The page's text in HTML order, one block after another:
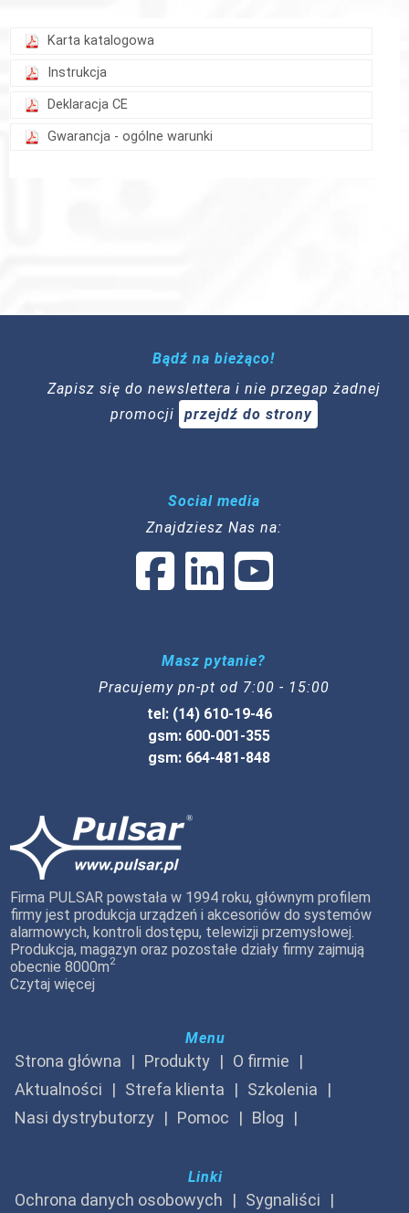
Karta katalogowa
Instrukcja
Deklaracja CE
Gwarancja - ogólne warunki
Bądź na bieżąco!
Zapisz się do newslettera i nie przegap żadnej
promocji
przejdź do strony
Social media
Znajdziesz Nas na:
Masz pytanie?
Pracujemy pn-pt od 7:00 - 15:00
tel: (14) 610-19-46
gsm: 600-001-355
gsm: 664-481-848
Firma PULSAR powstała w 1994 roku, głównym profilem
firmy jest produkcja urządzeń i akcesoriów do systemów
alarmowych, kontroli dostępu, telewizji przemysłowej.
Produkcja, magazyn oraz pozostałe działy firmy zajmują
obecnie 8000m2
Czytaj więcej
Menu
Strona główna Produkty
O firmie
Aktualności
Strefa klienta
Szkolenia
Nasi dystrybutorzy
Pomoc Blog
Linki
Ochrona danych osobowych
Sygnaliści